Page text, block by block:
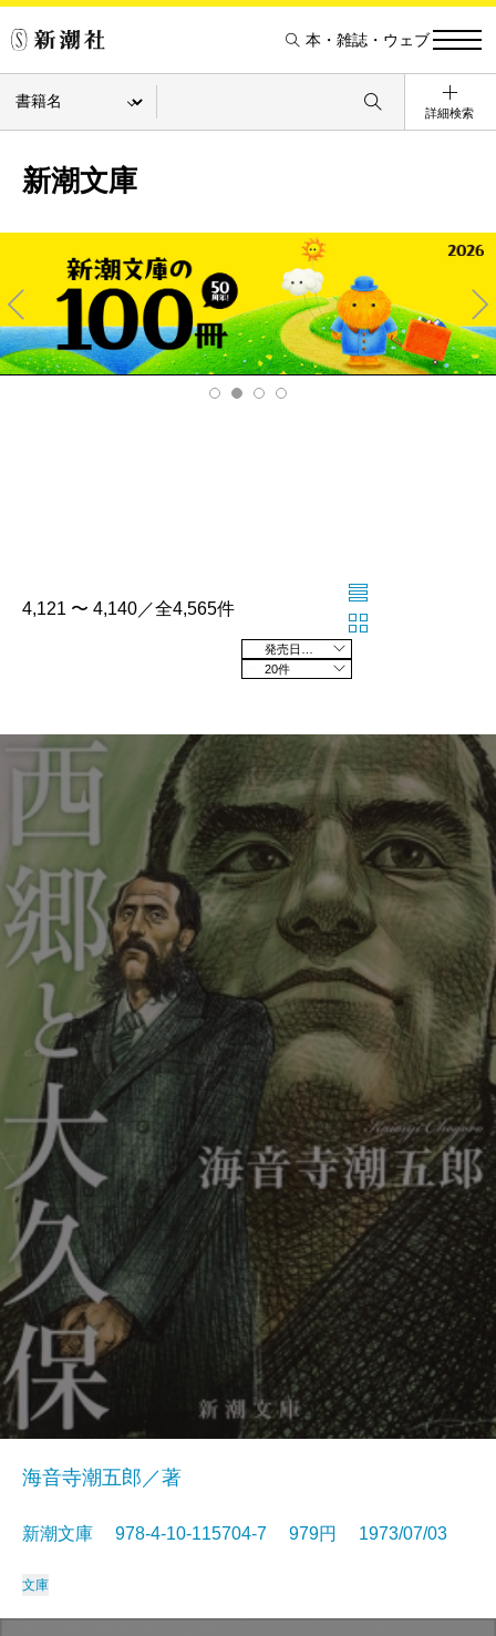
本・雑誌・ウェブ
詳細検索
新潮文庫
Pre
v
Ne
xt
4,121 〜 4,140／全4,565件
20件
海音寺潮五郎／著
新潮文庫 978-4-10-115704-7 979円 1973/07/03
文庫